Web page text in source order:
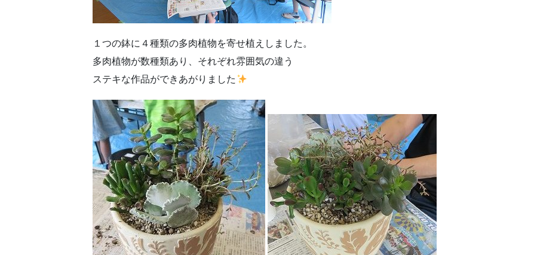
１つの鉢に４種類の多肉植物を寄せ植えしました。
多肉植物が数種類あり、それぞれ雰囲気の違う
ステキな作品ができあがりました